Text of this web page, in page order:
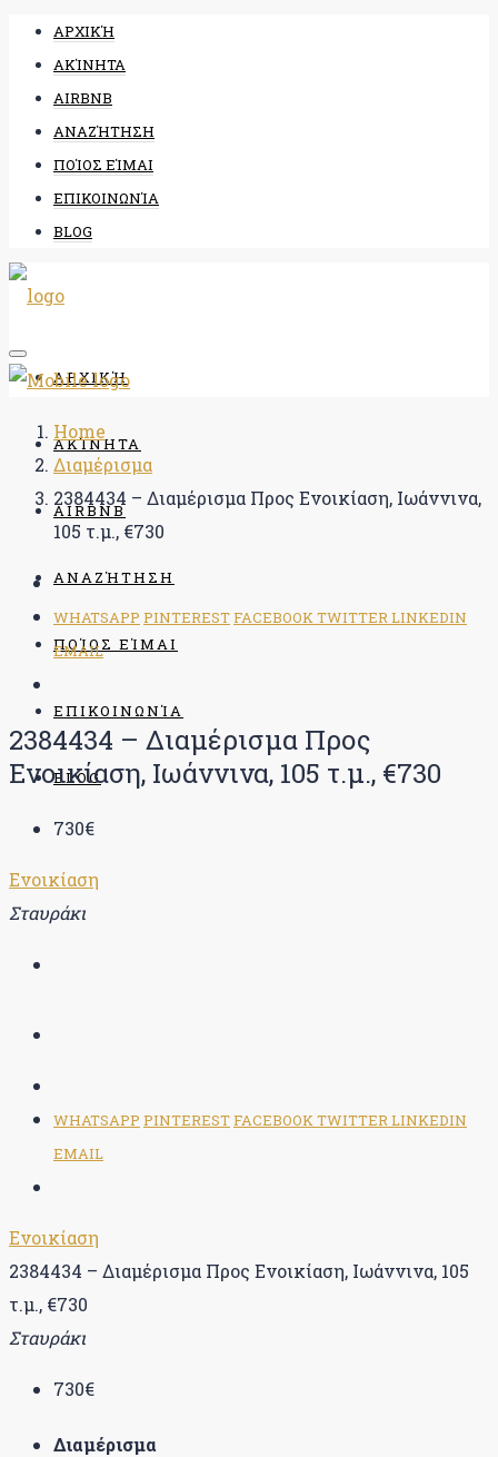
ΑΡΧΙΚΉ
ΑΚΊΝΗΤΑ
AIRBNB
ΑΝΑΖΉΤΗΣΗ
ΠΟΊΟΣ ΕΊΜΑΙ
ΕΠΙΚΟΙΝΩΝΊΑ
BLOG
ΑΡΧΙΚΉ
ΑΚΊΝΗΤΑ
AIRBNB
ΑΝΑΖΉΤΗΣΗ
ΠΟΊΟΣ ΕΊΜΑΙ
ΕΠΙΚΟΙΝΩΝΊΑ
BLOG
Home
Διαμέρισμα
2384434 – Διαμέρισμα Προς Ενοικίαση, Ιωάννινα,
105 τ.μ., €730
WHATSAPP PINTERESTFACEBOOKTWITTERLINKEDIN
EMAIL
2384434 – Διαμέρισμα Προς
Ενοικίαση, Ιωάννινα, 105 τ.μ., €730
730€
Ενοικίαση
Σταυράκι
WHATSAPP PINTERESTFACEBOOKTWITTERLINKEDIN
EMAIL
Ενοικίαση
2384434 – Διαμέρισμα Προς Ενοικίαση, Ιωάννινα, 105
τ.μ., €730
Σταυράκι
730€
Διαμέρισμα